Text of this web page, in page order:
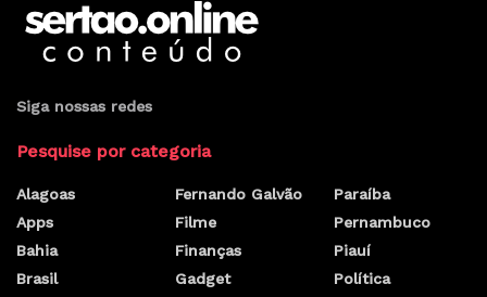
Siga nossas redes
Pesquise por categoria
Alagoas
Apps
Bahia
Brasil
Fernando Galvão
Filme
Finanças
Gadget
Paraíba
Pernambuco
Piauí
Política